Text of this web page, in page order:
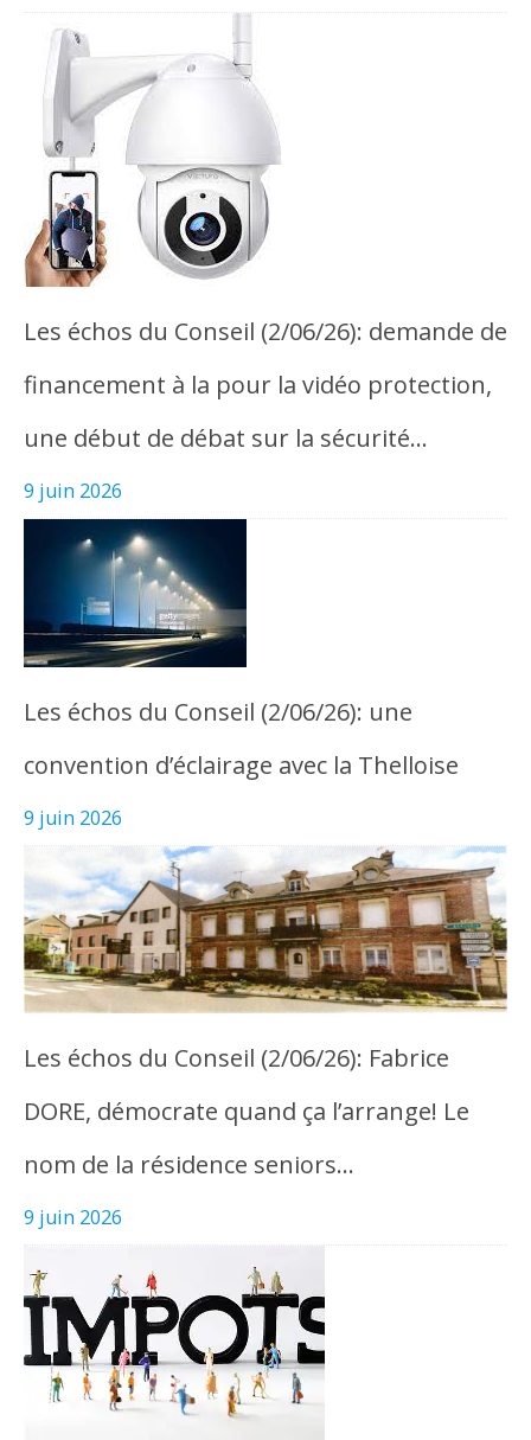
Les échos du Conseil (2/06/26): demande de
financement à la pour la vidéo protection,
une début de débat sur la sécurité…
9 juin 2026
Les échos du Conseil (2/06/26): une
convention d’éclairage avec la Thelloise
9 juin 2026
Les échos du Conseil (2/06/26): Fabrice
DORE, démocrate quand ça l’arrange! Le
nom de la résidence seniors…
9 juin 2026